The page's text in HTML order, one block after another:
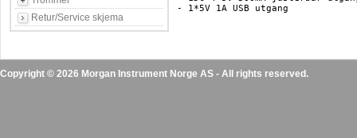
Retur/Service skjema
- 1*5V 1A USB utgang
Copyright © 2026 Morgan Instrument Norge AS - All rights reserved.